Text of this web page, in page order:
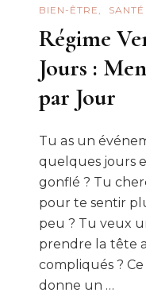
BIEN-ÊTRE SANTÉ
Régime
Jours :
par Jour
Tu as un
quelques jours
gonflé ? Tu
pour te sentir
peu ? Tu veux
prendre la tête
compliqués ?
donne un …